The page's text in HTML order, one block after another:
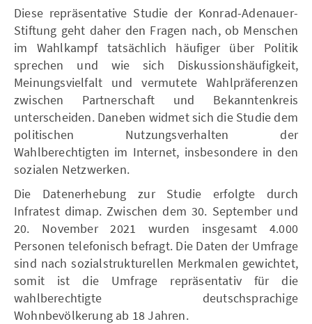
Diese repräsentative Studie der Konrad-Adenauer-
Stiftung geht daher den Fragen nach, ob Menschen
im Wahlkampf tatsächlich häufiger über Politik
sprechen und wie sich Diskussionshäufigkeit,
Meinungsvielfalt und vermutete Wahlpräferenzen
zwischen Partnerschaft und Bekanntenkreis
unterscheiden. Daneben widmet sich die Studie dem
politischen Nutzungsverhalten der
Wahlberechtigten im Internet, insbesondere in den
sozialen Netzwerken.
Die Datenerhebung zur Studie erfolgte durch
Infratest dimap. Zwischen dem 30. September und
20. November 2021 wurden insgesamt 4.000
Personen telefonisch befragt. Die Daten der Umfrage
sind nach sozialstrukturellen Merkmalen gewichtet,
somit ist die Umfrage repräsentativ für die
wahlberechtigte deutschsprachige
Wohnbevölkerung ab 18 Jahren.